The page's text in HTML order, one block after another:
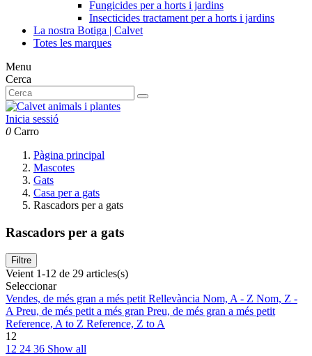
Fungicides per a horts i jardins
Insecticides tractament per a horts i jardins
La nostra Botiga | Calvet
Totes les marques
Menu
Cerca
Inicia sessió
0 Carro
Pàgina principal
Mascotes
Gats
Casa per a gats
Rascadors per a gats
Rascadors per a gats
Filtre
Veient 1-12 de 29 articles(s)
Seleccionar
Vendes, de més gran a més petitRellevància Nom, A - Z Nom, Z -
APreu, de més petit a més gran Preu, de més gran a més petit
Reference, A to Z Reference, Z to A
12
12 24 36 Show all